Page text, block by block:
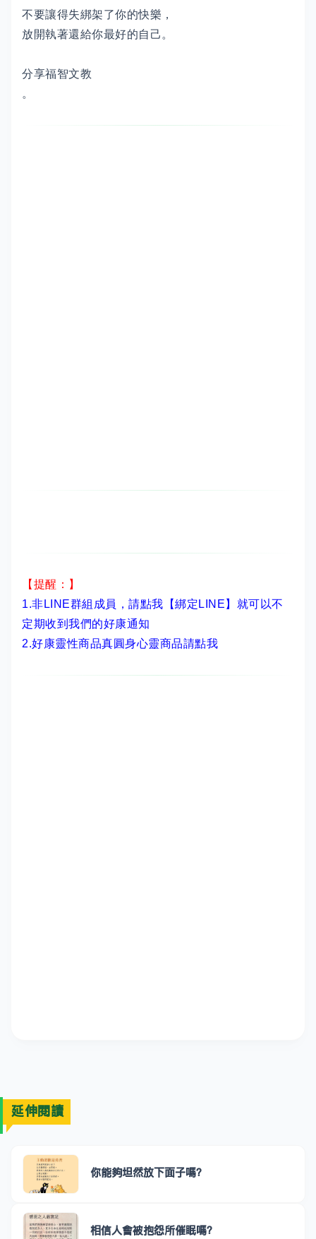
不要讓得失綁架了你的快樂，
放開執著還給你最好的自己。
分享福智文教
。
【提醒：】
1.非LINE群組成員， 請點我【綁定LINE】 就可以不
定期收到我們的好康通知
2.好康靈性商品真圓身心靈商品請點我
延伸閱讀
你能夠坦然放下面子嗎？
相信人會被抱怨所催眠嗎？